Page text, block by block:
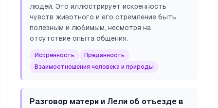
людей. Это иллюстрирует искренность
чувств животного и его стремление быть
полезным и любимым, несмотря на
отсутствие опыта общения.
Искренность
Преданность
Взаимоотношения человека и природы
Разговор матери и Лели об отъезде в